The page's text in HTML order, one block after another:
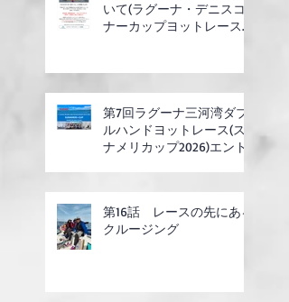
いて(ラグーナ・デニスコ
ナーカップヨットレース合
第7回ラグーナ三河湾ダブ
ルハンドヨットレース(ス
ナメリカップ2026)エント
第16話 レースの先にある
クルージング